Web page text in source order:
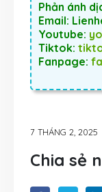
Phản ánh
Email:
Youtube:
Tiktok:
Fanpage:
7 THÁNG 2, 2025
Chia sẻ